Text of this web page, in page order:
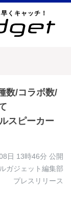
くキャッチ！
数/コラボ数/
スピーカー
日 13時46分 公開
ガジェット編集部
プレスリリース